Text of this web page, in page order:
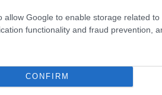
allow Google to enable storage related to
functionality and fraud prevention,
CONFIRM
zespołów będzie miało szansę
i promocję polskiej piłki na arenie
drużyn: